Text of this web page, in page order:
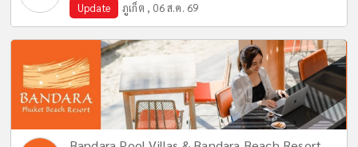
Update ภูเก็ต , 06 ส.ค. 69